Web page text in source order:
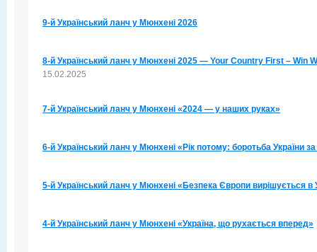
9-й Український ланч у Мюнхені 2026
8-й Український ланч у Мюнхені 2025 — Your Country First – Win
15.02.2025
7-й Український ланч у Мюнхені «2024 — у наших руках»
6-й Український ланч у Мюнхені «Рік потому: боротьба України
5-й Український ланч у Мюнхені «Безпека Європи вирішується в
4-й Український ланч у Мюнхені «Україна, що рухається вперед»